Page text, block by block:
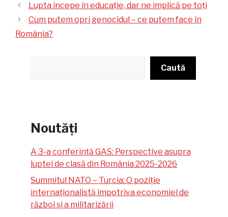
Lupta începe în educație, dar ne implică pe toți
Cum putem opri genocidul – ce putem face în
România?
Caută
Noutăți
A 3-a conferință GAS: Perspective asupra
luptei de clasă din România 2025-2026
Summitul NATO – Turcia: O poziție
internaționalistă împotriva economiei de
război și a militarizării